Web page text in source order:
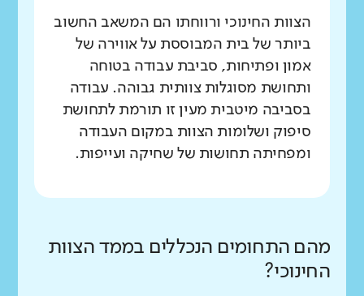
הצוות החינוכי ורווחתו הם המשאב החשוב
ביותר של בית המבוססת על אווירה של
אמון ופתיחות, סביבת עבודה בטוחה
ותחושת מסוגלות צוותית גבוהה. עבודה
בסביבה מיטבית מעין זו תורמת לתחושת
סיפוק ושלומות הצוות במקום העבודה
ומפחיתה תחושות של שחיקה ועייפות.
מהם התחומים הנכללים בממד הצוות
החינוכי?